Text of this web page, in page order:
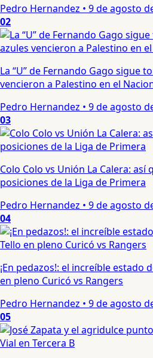
Pedro Hernandez • 9 de agosto
02
La “U” de Fernando Gago sigue
vencieron a Palestino en el
Pedro Hernandez • 9 de agosto
03
Colo Colo vs Unión La Calera: así
posiciones de la Liga de Primera
Pedro Hernandez • 9 de agosto
04
¡En pedazos!: el increíble estado
en pleno Curicó vs Rangers
Pedro Hernandez • 9 de agosto
05